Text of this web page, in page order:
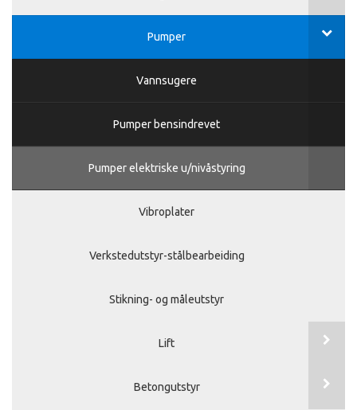
Pumper
Vannsugere
Pumper bensindrevet
Pumper elektriske u/nivåstyring
Vibroplater
Verkstedutstyr-stålbearbeiding
Stikning- og måleutstyr
Lift
Betongutstyr